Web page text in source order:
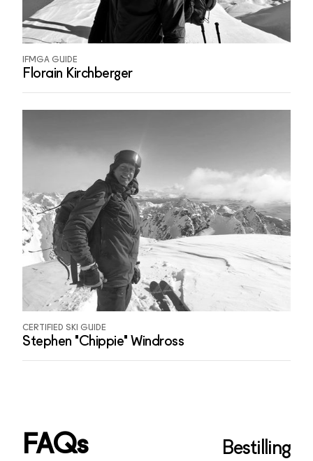
IFMGA GUIDE
Florain Kirchberger
CERTIFIED SKI GUIDE
Stephen "Chippie" Windross
FAQs Bestilling